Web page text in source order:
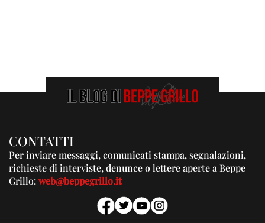
CONTATTI
Per inviare messaggi, comunicati stampa, segnalazioni,
richieste di interviste, denunce o lettere aperte a Beppe
Grillo:web@beppegrillo.it